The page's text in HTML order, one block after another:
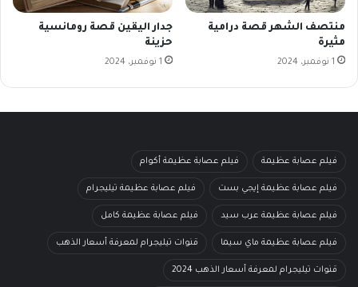
منتصف الشهر قصة درامية
مثيرة
1 نوفمبر، 2024
جدار اليقين قصة رومانسية
حزينة
1 نوفمبر، 2024
فيلم عصابة عظيمة فيلم عصابة عظيمة أكوام
فيلم عصابة عظيمة إيجي بست فيلم عصابة عظيمة تيليجرام
فيلم عصابة عظيمة عرب سيد فيلم عصابة عظيمة كامل
فيلم عصابة عظيمة ماي سيما قنوات تيليجرام لمعرفة أسعار الذهب
قنوات تيليجرام لمعرفة أسعار الذهب 2024